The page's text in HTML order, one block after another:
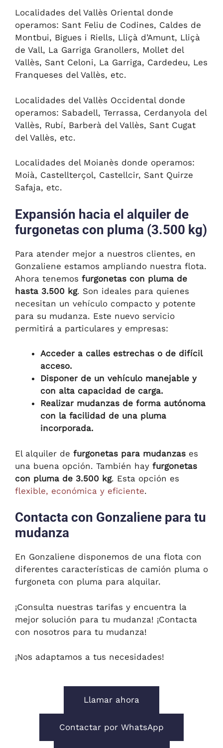
Localidades del Vallès Oriental donde
operamos: Sant Feliu de Codines, Caldes de
Montbui, Bigues i Riells, Lliçà d’Amunt, Lliçà
de Vall, La Garriga Granollers, Mollet del
Vallès, Sant Celoni, La Garriga, Cardedeu, Les
Franqueses del Vallès, etc.
Localidades del Vallès Occidental donde
operamos: Sabadell, Terrassa, Cerdanyola del
Vallès, Rubí, Barberà del Vallès, Sant Cugat
del Vallès, etc.
Localidades del Moianès donde operamos:
Moià, Castellterçol, Castellcir, Sant Quirze
Safaja, etc.
Expansión hacia el alquiler de
furgonetas con pluma (3.500 kg)
Para atender mejor a nuestros clientes, en
Gonzaliene estamos ampliando nuestra flota.
Ahora tenemos furgonetas con pluma de
hasta 3.500 kg. Son ideales para quienes
necesitan un vehículo compacto y potente
para su mudanza. Este nuevo servicio
permitirá a particulares y empresas:
Acceder a calles estrechas o de difícil
acceso.
Disponer de un vehículo manejable y
con alta capacidad de carga.
Realizar mudanzas de forma autónoma
con la facilidad de una pluma
incorporada.
El alquiler de furgonetas para mudanzas es
una buena opción. También hay furgonetas
con pluma de 3.500 kg. Esta opción es
flexible, económica y eficiente.
Contacta con Gonzaliene para tu
mudanza
En Gonzaliene disponemos de una flota con
diferentes características de camión pluma o
furgoneta con pluma para alquilar.
¡Consulta nuestras tarifas y encuentra la
mejor solución para tu mudanza! ¡Contacta
con nosotros para tu mudanza!
¡Nos adaptamos a tus necesidades!
Llamar ahora
Contactar por WhatsApp